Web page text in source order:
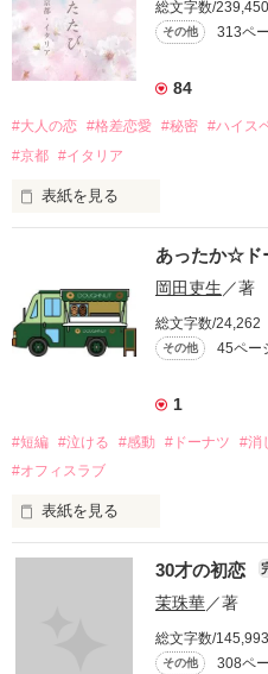
総文字数/239,450
その他 313ペ
84
#大人の恋 #格差恋愛 #秘密 #ハイス
#京都 #イタリア
表紙を見る
いずれこの恋も終わるのでしょ
それでも彼を想ってしまう
幸せを望んではいけないと誓っ
□
京都、舞い散る桜の下で澪が出
心に傷を負った澪と
愛はいくどでも新生する
この桜のように──
あったか☆ド
岡田吏生 ／著
総文字数/24,262
その他 45ペー
1
#短編 #泣ける #感動 #ドーナツ #消
#オフィスラブ
表紙を見る
情緒あふれる蔵の街、栃木市。
ンドの揚げたて「うずまきドー
30才の初恋
茉珠華／著
総文字数/145,993
その他 308ペ